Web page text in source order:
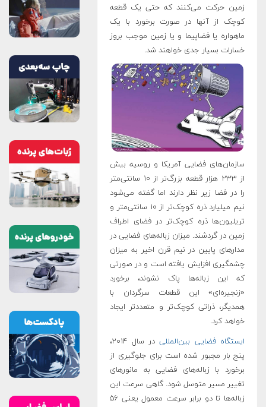
زمین حرکت می‌کنند که حتی یک قطعه
کوچک از آنها در صورت برخورد با یک
ماهواره یا فضاپیما و یا زمین موجب بروز
خسارات بسیار جدی خواهند شد.
سازمان‌های فضایی آمریکا و روسیه بیش
از ۲۳۳ هزار قطعه بزرگ‌تر از ۱۰ سانتی‌متر
را در فضا زیر نظر دارند اما گفته می‌شود
نیم میلیارد ذره کوچک‌تر از ۱۰ سانتی‌متر و
تریلیون‌ها ذره کوچک‌تر در فضای اطراف
زمین در گردشند. میزان زباله‌های فضایی در
مدارهای پایین در نیم قرن اخیر به میزان
چشمگیری افزایش یافته است و در صورتی
که این زباله‌ها پاک نشوند، برخورد
«زنجیره‌ای» این قطعات سرگردان با
همدیگر، ذراتی کوچک‌تر و متعددتر ایجاد
خواهد کرد.
ایستگاه فضایی بین‌المللی
در سال ۲۰۱۴،
پنج بار مجبور شده است برای جلوگیری از
برخورد با زباله‌های فضایی به مانورهای
تغییر مسیر متوسل شود. گاهی سرعت این
زباله‌ها تا دو برابر سرعت معمول یعنی ۵۶